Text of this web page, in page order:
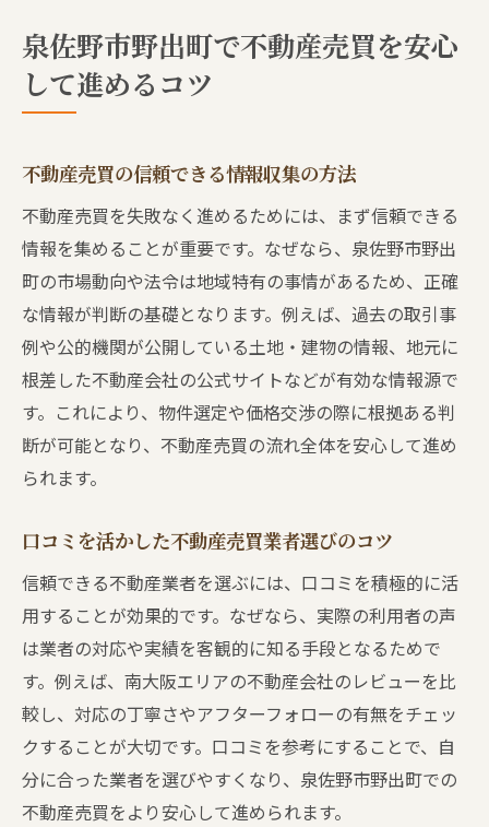
不動産売買でよくある失敗を未然に防ぐポ
イント
レビューを参考にした不動産売買業者比較
法
不動産売買の流れと注意点を徹底解説
不動産売買の手続き全体像と注意ポイント
不動産売買で押さえるべき法的手続きの流
れ
トラブル回避のための不動産売買チェック
項目
泉州エリアにおける不動産売買の現場事情
家を売る際に絶対やってはいけない落とし穴
不動産売買で絶対NGな行為と失敗事例
家を売るとき避けるべき不動産売買の落と
し穴
不動産売買におけるトラブル発生の原因と
対策
売却時の不動産売買で注意すべきポイント
ブログで語られる不動産売買の失敗パター
泉佐野市野出町で不動産売買を安心
して進めるコツ
不動産売買の信頼できる情報収集の方法
不動産売買を失敗なく進めるためには、まず信頼できる
情報を集めることが重要です。なぜなら、泉佐野市野出
町の市場動向や法令は地域特有の事情があるため、正確
な情報が判断の基礎となります。例えば、過去の取引事
例や公的機関が公開している土地・建物の情報、地元に
根差した不動産会社の公式サイトなどが有効な情報源で
す。これにより、物件選定や価格交渉の際に根拠ある判
断が可能となり、不動産売買の流れ全体を安心して進め
られます。
口コミを活かした不動産売買業者選びのコツ
信頼できる不動産業者を選ぶには、口コミを積極的に活
用することが効果的です。なぜなら、実際の利用者の声
は業者の対応や実績を客観的に知る手段となるためで
す。例えば、南大阪エリアの不動産会社のレビューを比
較し、対応の丁寧さやアフターフォローの有無をチェッ
クすることが大切です。口コミを参考にすることで、自
分に合った業者を選びやすくなり、泉佐野市野出町での
不動産売買をより安心して進められます。